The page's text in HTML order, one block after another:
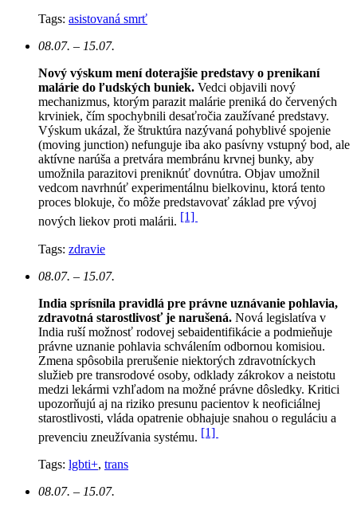
Tags: asistovaná smrť
08.07. – 15.07.
Nový výskum mení doterajšie predstavy o prenikaní
malárie do ľudských buniek. Vedci objavili nový
mechanizmus, ktorým parazit malárie preniká do červených
krviniek, čím spochybnili desaťročia zaužívané predstavy.
Výskum ukázal, že štruktúra nazývaná pohyblivé spojenie
(moving junction) nefunguje iba ako pasívny vstupný bod, ale
aktívne narúša a pretvára membránu krvnej bunky, aby
umožnila parazitovi preniknúť dovnútra. Objav umožnil
vedcom navrhnúť experimentálnu bielkovinu, ktorá tento
proces blokuje, čo môže predstavovať základ pre vývoj
nových liekov proti malárii. [1]
Tags: zdravie
08.07. – 15.07.
India sprísnila pravidlá pre právne uznávanie pohlavia,
zdravotná starostlivosť je narušená. Nová legislatíva v
India ruší možnosť rodovej sebaidentifikácie a podmieňuje
právne uznanie pohlavia schválením odbornou komisiou.
Zmena spôsobila prerušenie niektorých zdravotníckych
služieb pre transrodové osoby, odklady zákrokov a neistotu
medzi lekármi vzhľadom na možné právne dôsledky. Kritici
upozorňujú aj na riziko presunu pacientov k neoficiálnej
starostlivosti, vláda opatrenie obhajuje snahou o reguláciu a
prevenciu zneužívania systému. [1]
Tags: lgbti+, trans
08.07. – 15.07.